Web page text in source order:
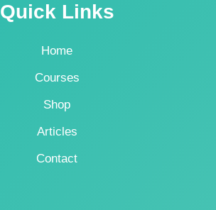
Quick Links
Home
Courses
Shop
Articles
Contact